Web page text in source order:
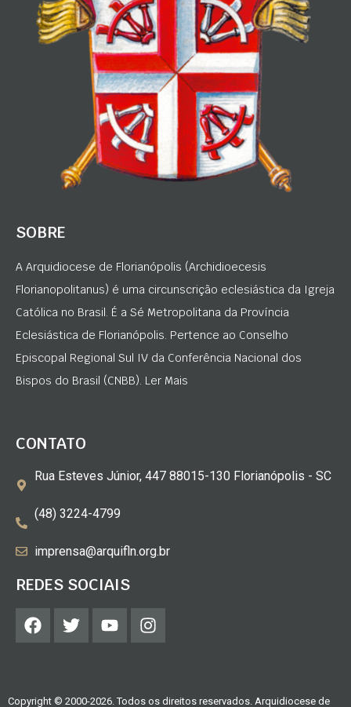
SOBRE
A Arquidiocese de Florianópolis (Archidioecesis
Florianopolitanus) é uma circunscrição eclesiástica da Igreja
Católica no Brasil. É a Sé Metropolitana da Província
Eclesiástica de Florianópolis. Pertence ao Conselho
Episcopal Regional Sul IV da Conferência Nacional dos
Bispos do Brasil (CNBB). Ler Mais
CONTATO
Rua Esteves Júnior, 447 88015-130 Florianópolis - SC
(48) 3224-4799
imprensa@arquifln.org.br
REDES SOCIAIS
Copyright © 2000-2026. Todos os direitos reservados. Arquidiocese de